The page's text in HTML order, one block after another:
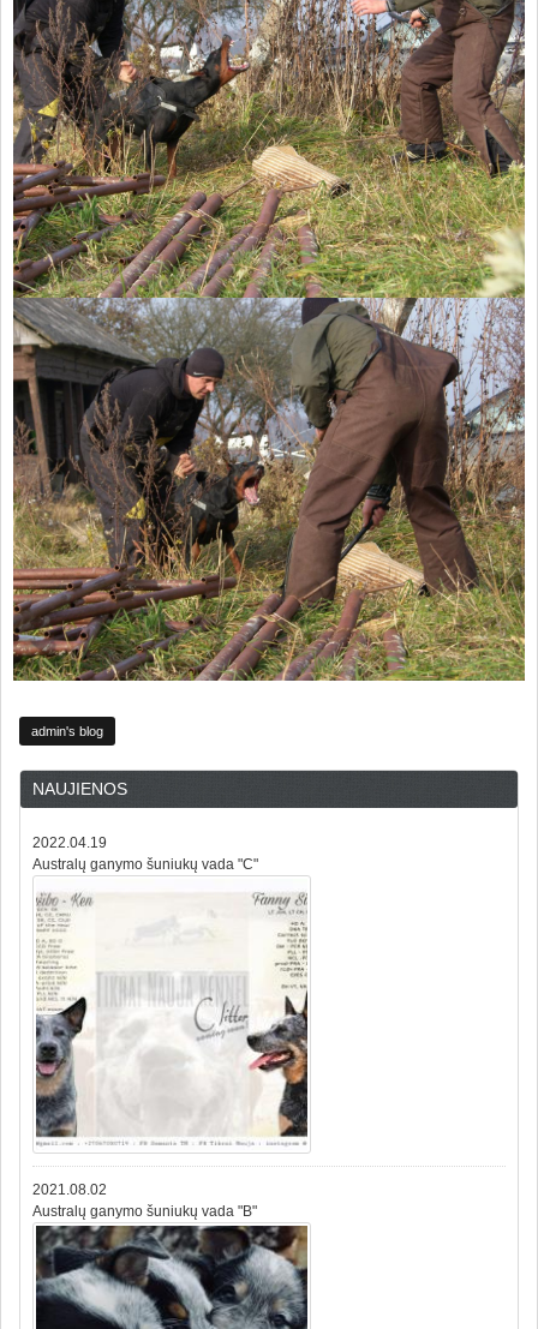
admin's blog
NAUJIENOS
2022.04.19
Australų ganymo šuniukų vada "C"
2021.08.02
Australų ganymo šuniukų vada "B"